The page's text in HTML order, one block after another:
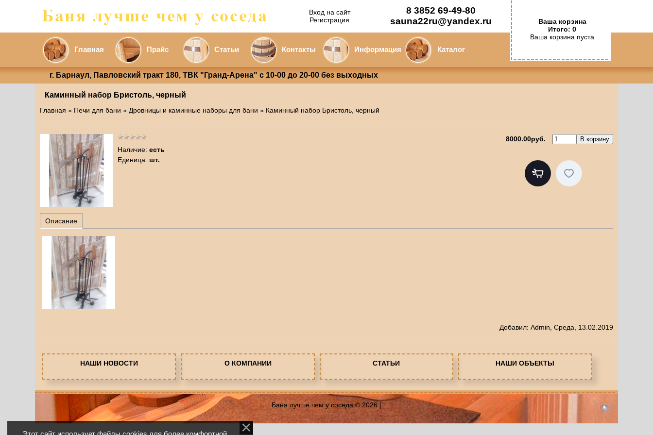
Вход на сайт
Регистрация
8 3852 69-49-80
sauna22ru@yandex.ru
Главная Прайс Статьи Контакты Информация Каталог
Ваша корзина
Итого: 0
Ваша корзина пуста
г. Барнаул, Павловский тракт 180, ТВК "Гранд-Арена" с 10-00 до 20-00 без выходных
Каминный набор Бристоль, черный
Главная » Печи для бани » Дровницы и каминные наборы для бани » Каминный набор Бристоль, черный
8000.00руб.
Наличие: есть
Единица: шт.
Описание
Добавил: Admin , Среда, 13.02.2019
НАШИ НОВОСТИ О КОМПАНИИ СТАТЬИ НАШИ ОБЪЕКТЫ
Баня лучше чем у соседа © 2026 |